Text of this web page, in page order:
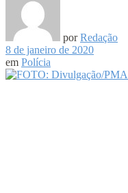
por Redação
8 de janeiro de 2020
em Polícia